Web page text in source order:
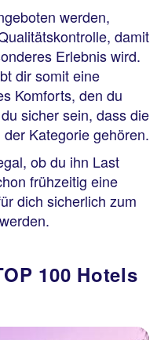
werden,
damit
Erlebnis wird.
dir somit eine
Komforts, den du
sicher sein, dass die
Kategorie gehören.
ob du ihn Last
frühzeitig eine
dich sicherlich zum
100 Hotels